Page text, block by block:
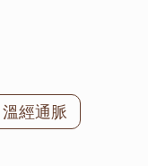
溫經通脈